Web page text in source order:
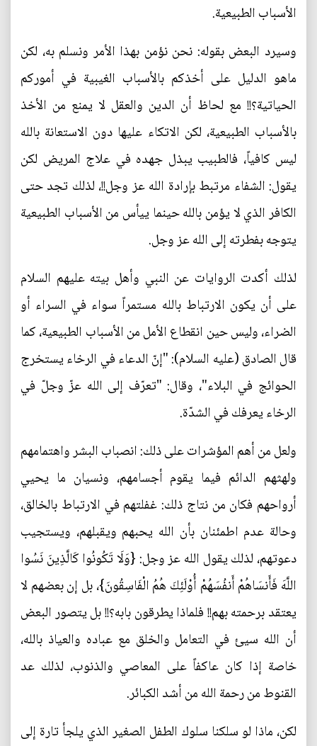
الأسباب الطبيعية.
وسيرد البعض بقوله: نحن نؤمن بهذا الأمر ونسلم به، لكن
ماهو الدليل على أخذكم بالأسباب الغيبية في أموركم
الحياتية؟!! مع لحاظ أن الدين والعقل لا يمنع من الأخذ
بالأسباب الطبيعية، لكن الاتكاء عليها دون الاستعانة بالله
ليس كافياً، فالطبيب يبذل جهده في علاج المريض لكن
يقول: الشفاء مرتبط بإرادة الله عز وجل!!، لذلك تجد حتى
الكافر الذي لا يؤمن بالله حينما ييأس من الأسباب الطبيعية
يتوجه بفطرته إلى الله عز وجل.
لذلك أكدت الروايات عن النبي وأهل بيته عليهم السلام
على أن يكون الارتباط بالله مستمراً سواء في السراء أو
الضراء، وليس حين انقطاع الأمل من الأسباب الطبيعية، كما
قال الصادق (عليه السلام): "إنّ الدعاء في الرخاء يستخرج
الحوائج في البلاء"، وقال: "تعرّف إلى الله عزّ وجلّ في
الرخاء يعرفك في الشدّة.
ولعل من أهم المؤشرات على ذلك: انصباب البشر واهتمامهم
ولهثهم الدائم فيما يقوم أجسامهم، ونسيان ما يحيي
أرواحهم فكان من نتاج ذلك: غفلتهم في الارتباط بالخالق،
وحالة عدم اطمئنان بأن الله يحبهم ويقبلهم، ويستجيب
دعوتهم، لذلك يقول الله عز وجل: {وَلَا تَكُونُوا كَالَّذِينَ نَسُوا
اللَّهَ فَأَنسَاهُمْ أَنفُسَهُمْ أُوْلَئِكَ هُمُ الْفَاسِقُونَ}، بل إن بعضهم لا
يعتقد برحمته بهم!! فلماذا يطرقون بابه؟!! بل يتصور البعض
أن الله سيئ في التعامل والخلق مع عباده والعياذ بالله،
خاصة إذا كان عاكفاً على المعاصي والذنوب، لذلك عد
القنوط من رحمة الله من أشد الكبائر.
لكن، ماذا لو سلكنا سلوك الطفل الصغير الذي يلجأ تارة إلى